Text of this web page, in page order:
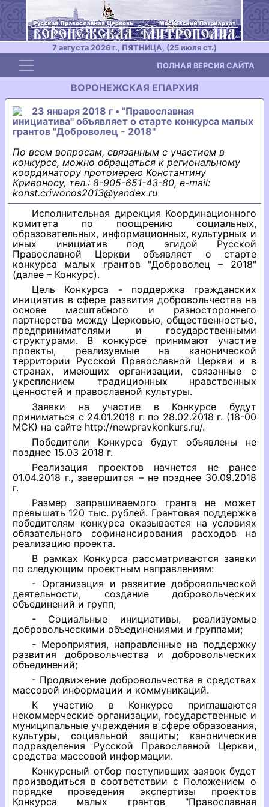
7 августа 2026 г., ПЯТНИЦА, (25 июля ст.)
Toggle navigation ПОЛНАЯ ВЕРСИЯ САЙТА
ВОРОНЕЖСКАЯ ЕПАРХИЯ
23 января 2018 г • "Православная
инициатива" объявляет о старте конкурса малых
грантов "Доброволец - 2018"
По всем вопросам, связанным с участием в
конкурсе, можно обращаться к региональному
координатору протоиерею Константину
Кривоносу, тел.: 8-905-651-43-80, e-mail:
konst.criwonos2013@yandex.ru
Исполнительная дирекция Координационного
комитета по поощрению социальных,
образовательных, информационных, культурных и
иных инициатив под эгидой Русской
Православной Церкви объявляет о старте
конкурса малых грантов "Доброволец – 2018"
(далее – Конкурс).
Цель Конкурса - поддержка гражданских
инициатив в сфере развития добровольчества на
основе масштабного и разностороннего
партнерства между Церковью, общественностью,
предпринимателями и государственными
структурами. В конкурсе принимают участие
проекты, реализуемые на канонической
территории Русской Православной Церкви и в
странах, имеющих организации, связанные с
укреплением традиционных нравственных
ценностей и православной культуры.
Заявки на участие в Конкурсе будут
приниматься с 24.01.2018 г. по 28.02.2018 г. (18-00
МСК) на сайте http://newpravkonkurs.ru/.
Победители Конкурса будут объявлены не
позднее 15.03 2018 г.
Реализация проектов начнется не ранее
01.04.2018 г., завершится – не позднее 30.09.2018
г.
Размер запрашиваемого гранта не может
превышать 120 тыс. рублей. Грантовая поддержка
победителям конкурса оказывается на условиях
обязательного софинансирования расходов на
реализацию проекта.
В рамках Конкурса рассматриваются заявки
по следующим проектным направлениям:
- Организация и развитие добровольческой
деятельности, создание добровольческих
объединений и групп;
- Социальные инициативы, реализуемые
добровольческими объединениями и группами;
- Мероприятия, направленные на поддержку
развития добровольчества и добровольческих
объединений;
- Продвижение добровольчества в средствах
массовой информации и коммуникаций.
К участию в Конкурсе приглашаются
некоммерческие организации, государственные и
муниципальные учреждения в сфере образования,
культуры, социальной защиты; канонические
подразделения Русской Православной Церкви,
средства массовой информации.
Конкурсный отбор поступивших заявок будет
производиться в соответствии с Положением о
порядке проведения экспертизы проектов
Конкурса малых грантов "Православная